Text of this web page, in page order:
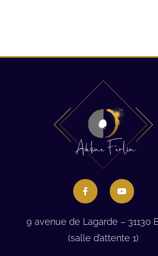
9 avenue de Lagarde – 31130
(salle d’attente 1)